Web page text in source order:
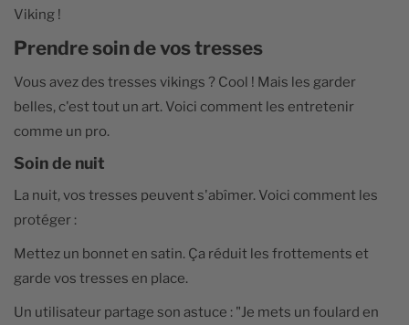
Viking !
Prendre soin de vos tresses
Vous avez des tresses vikings ? Cool ! Mais les garder
belles, c'est tout un art. Voici comment les entretenir
comme un pro.
Soin de nuit
La nuit, vos tresses peuvent s'abîmer. Voici comment les
protéger :
Mettez un bonnet en satin. Ça réduit les frottements et
garde vos tresses en place.
Un utilisateur partage son astuce : "Je mets un foulard en